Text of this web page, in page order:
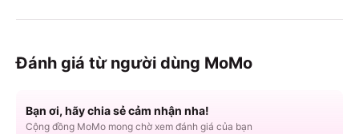
Đánh giá từ người dùng MoMo
Bạn ơi, hãy chia sẻ cảm nhận nha!
Cộng đồng MoMo mong chờ xem đánh giá của bạn